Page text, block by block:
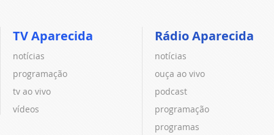
TV Aparecida
notícias
programação
tv ao vivo
vídeos
Rádio Aparecida
notícias
ouça ao vivo
podcast
programação
programas